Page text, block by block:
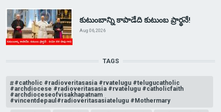
కుటుంబాన్ని కాపాడేది కుటుంబ ప్రార్థనే!
Aug 06, 2026
TAGS
#catholic #radioveritasasia #rvatelugu #telugucatholic
#archdiocese #radioveritasasia #rvatelugu #catholicfaith
#archdioceseofvisakhapatnam
#vincentdepaul#radioveritasasiatelugu #Mothermary